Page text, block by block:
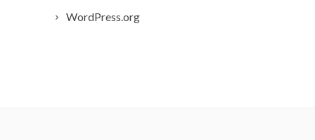
WordPress.org